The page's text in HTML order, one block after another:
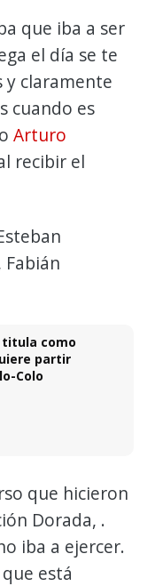
que iba a ser
el día se te
y claramente
cuando es
Arturo
recibir el
Fabián
como
partir
Colo
que hicieron
Dorada, .
iba a ejercer.
está